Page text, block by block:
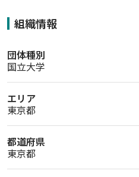
組織情報
団体種別
国立大学
エリア
東京都
都道府県
東京都